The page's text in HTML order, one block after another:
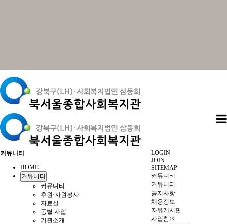
LOGIN
JOIN
SITEMAP
커뮤니티
커뮤니티
공지사항
채용정보
자유게시판
사업참여
커뮤니티
HOME
커뮤니티
커뮤니티
후원·자원봉사
자료실
동별 사업
기관소개